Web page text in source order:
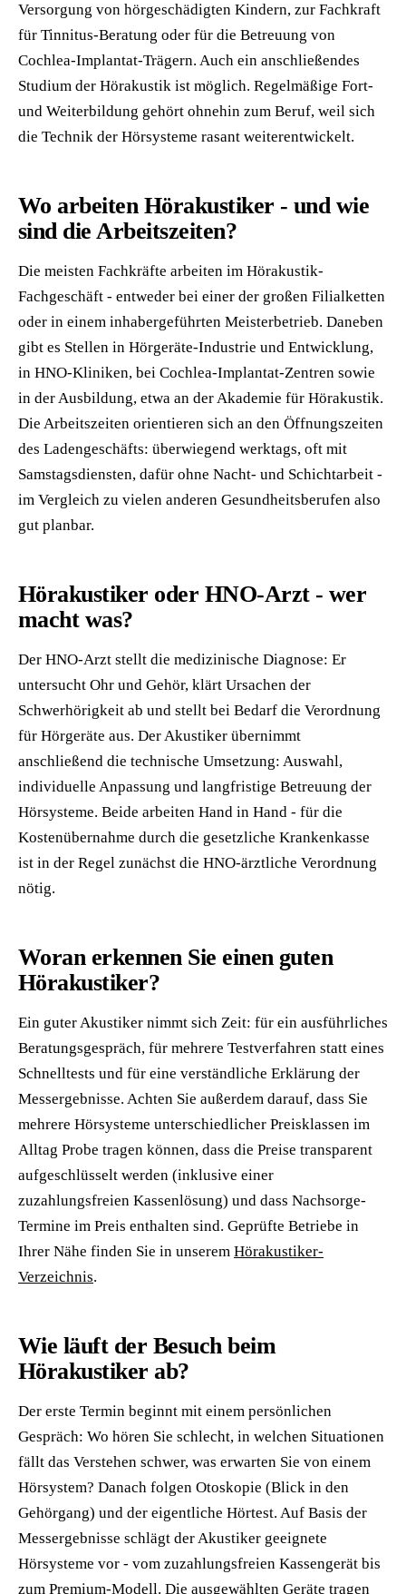
Versorgung von hörgeschädigten Kindern, zur Fachkraft
für Tinnitus-Beratung oder für die Betreuung von
Cochlea-Implantat-Trägern. Auch ein anschließendes
Studium der Hörakustik ist möglich. Regelmäßige Fort-
und Weiterbildung gehört ohnehin zum Beruf, weil sich
die Technik der Hörsysteme rasant weiterentwickelt.
Wo arbeiten Hörakustiker - und wie
sind die Arbeitszeiten?
Die meisten Fachkräfte arbeiten im Hörakustik-
Fachgeschäft - entweder bei einer der großen Filialketten
oder in einem inhabergeführten Meisterbetrieb. Daneben
gibt es Stellen in Hörgeräte-Industrie und Entwicklung,
in HNO-Kliniken, bei Cochlea-Implantat-Zentren sowie
in der Ausbildung, etwa an der Akademie für Hörakustik.
Die Arbeitszeiten orientieren sich an den Öffnungszeiten
des Ladengeschäfts: überwiegend werktags, oft mit
Samstagsdiensten, dafür ohne Nacht- und Schichtarbeit -
im Vergleich zu vielen anderen Gesundheitsberufen also
gut planbar.
Hörakustiker oder HNO-Arzt - wer
macht was?
Der HNO-Arzt stellt die medizinische Diagnose: Er
untersucht Ohr und Gehör, klärt Ursachen der
Schwerhörigkeit ab und stellt bei Bedarf die Verordnung
für Hörgeräte aus. Der Akustiker übernimmt
anschließend die technische Umsetzung: Auswahl,
individuelle Anpassung und langfristige Betreuung der
Hörsysteme. Beide arbeiten Hand in Hand - für die
Kostenübernahme durch die gesetzliche Krankenkasse
ist in der Regel zunächst die HNO-ärztliche Verordnung
nötig.
Woran erkennen Sie einen guten
Hörakustiker?
Ein guter Akustiker nimmt sich Zeit: für ein ausführliches
Beratungsgespräch, für mehrere Testverfahren statt eines
Schnelltests und für eine verständliche Erklärung der
Messergebnisse. Achten Sie außerdem darauf, dass Sie
mehrere Hörsysteme unterschiedlicher Preisklassen im
Alltag Probe tragen können, dass die Preise transparent
aufgeschlüsselt werden (inklusive einer
zuzahlungsfreien Kassenlösung) und dass Nachsorge-
Termine im Preis enthalten sind. Geprüfte Betriebe in
Ihrer Nähe finden Sie in unserem Hörakustiker-
Verzeichnis.
Wie läuft der Besuch beim
Hörakustiker ab?
Der erste Termin beginnt mit einem persönlichen
Gespräch: Wo hören Sie schlecht, in welchen Situationen
fällt das Verstehen schwer, was erwarten Sie von einem
Hörsystem? Danach folgen Otoskopie (Blick in den
Gehörgang) und der eigentliche Hörtest. Auf Basis der
Messergebnisse schlägt der Akustiker geeignete
Hörsysteme vor - vom zuzahlungsfreien Kassengerät bis
zum Premium-Modell. Die ausgewählten Geräte tragen